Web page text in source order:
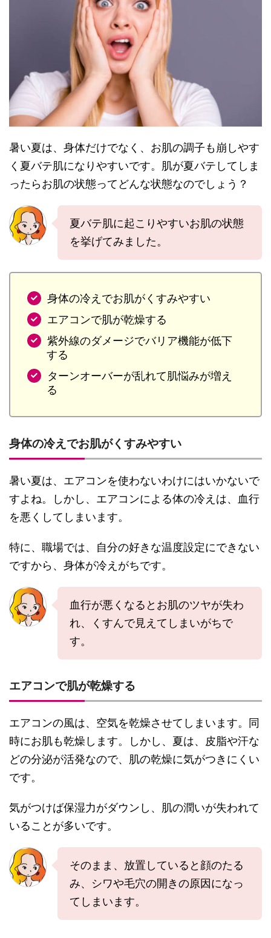
暑い夏は、身体だけでなく、お肌の調子も崩しやす
く夏バテ肌になりやすいです。肌が夏バテしてしま
ったらお肌の状態ってどんな状態なのでしょう？
夏バテ肌に起こりやすいお肌の状態
を挙げてみました。
身体の冷えでお肌がくすみやすい
エアコンで肌が乾燥する
紫外線のダメージでバリア機能が低下
する
ターンオーバーが乱れて肌悩みが増え
る
身体の冷えでお肌がくすみやすい
暑い夏は、エアコンを使わないわけにはいかないで
すよね。しかし、エアコンによる体の冷えは、血行
を悪くしてしまいます。
特に、職場では、自分の好きな温度設定にできない
ですから、身体が冷えがちです。
血行が悪くなるとお肌のツヤが失わ
れ、くすんで見えてしまいがちで
す。
エアコンで肌が乾燥する
エアコンの風は、空気を乾燥させてしまいます。同
時にお肌も乾燥します。しかし、夏は、皮脂や汗な
どの分泌が活発なので、肌の乾燥に気がつきにくい
です。
気がつけば保湿力がダウンし、肌の潤いが失われて
いることが多いです。
そのまま、放置していると顔のたる
み、シワや毛穴の開きの原因になっ
てしまいます。